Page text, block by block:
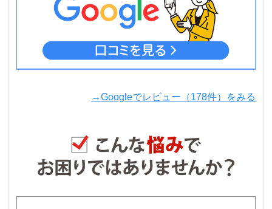
→Googleでレビュー（178件）をみる